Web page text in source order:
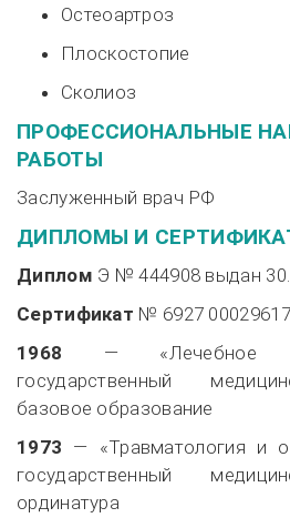
Остеоартроз
Плоскостопие
Сколиоз
ПРОФЕССИОНАЛЬНЫЕ
РАБОТЫ
Заслуженный врач РФ
ДИПЛОМЫ И
Диплом Э № 444908 выдан
Сертификат № 6927
1968 — «Лечебное
государственный
базовое образование
1973 — «Травматология и
государственный
ординатура